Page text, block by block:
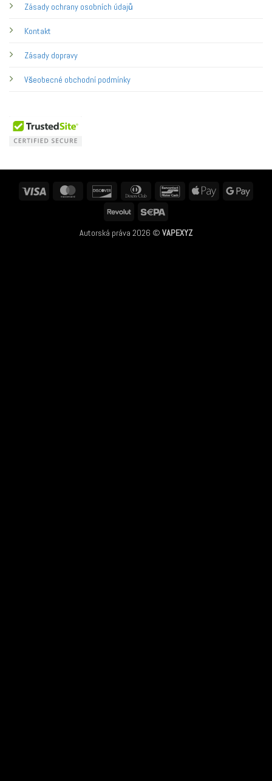
Zásady ochrany osobních údajů
Kontakt
Zásady dopravy
Všeobecné obchodní podmínky
MasterCard Discover
Dinners
BancontactApple
Revolut
Autorská práva 2026 © VAPEXYZ